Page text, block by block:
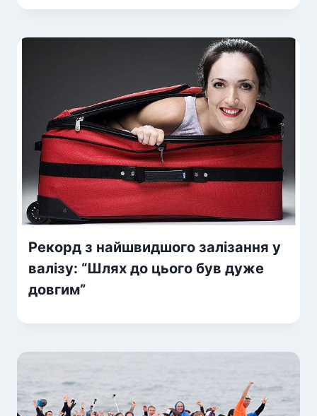
Рекорд з найшвидшого залізання у
валізу: “Шлях до цього був дуже
довгим”